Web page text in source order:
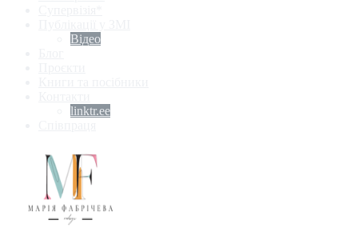
Відео
linktr.ee